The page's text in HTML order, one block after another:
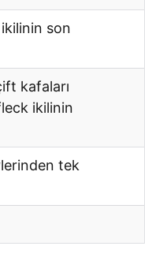
son
kafaları
ikilinin
tek